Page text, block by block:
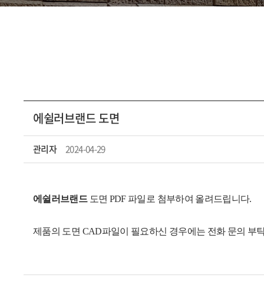
에쉴러브랜드 도면
관리자 2024-04-29
에쉴러브랜드 도면 PDF 파일로 첨부하여 올려드립니다.
제품의 도면 CAD파일이 필요하신 경우에는 전화 문의 부